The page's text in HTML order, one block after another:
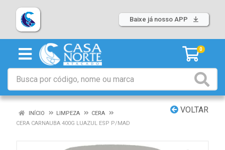
Baixe já nosso APP
0
VOLTAR
INÍCIO LIMPEZA
CERA
CERA CARNAUBA 400G LUAZUL ESP P/MAD